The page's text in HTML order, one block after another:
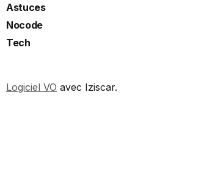
Astuces
Nocode
Tech
Logiciel VO avec Iziscar.